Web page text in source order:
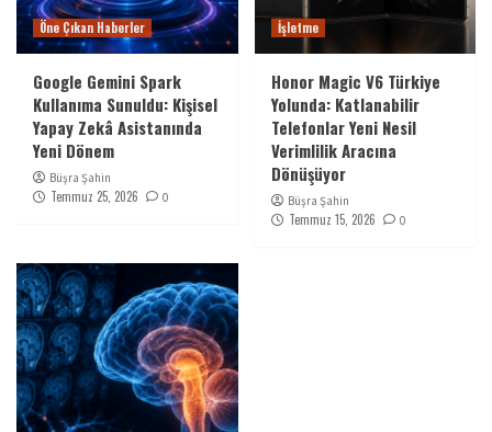
Öne Çıkan Haberler
Google Gemini Spark
Kullanıma Sunuldu: Kişisel
Yapay Zekâ Asistanında
Yeni Dönem
Büşra Şahin
Temmuz 25, 2026 0
İşletme
Honor Magic V6 Türkiye
Yolunda: Katlanabilir
Telefonlar Yeni Nesil
Verimlilik Aracına
Dönüşüyor
Büşra Şahin
Temmuz 15, 2026 0